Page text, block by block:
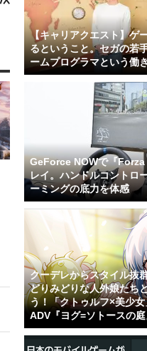
【キャリアクエスト】ゲ
るということ。セガの若
ームプログラマという働
GeForce NOWで『
レイ。ハンドルコントロ
ーミングの底力を体感
クーデレからスタイル抜
どりみどりな人外娘たち
う！「クトゥルフ×美少
ADV『ヨグ=ソトースの